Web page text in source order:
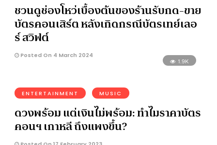
ชวนดูช่องโหว่เบื้องต้นของร้านรับกด-ขาย
บัตรคอนเสิร์ต หลังเกิดกรณีบัตรเทย์เลอ
ร์ สวิฟต์
Posted On 4 March 2024
1.9K
ENTERTAINMENT MUSIC
ดวงพร้อม แต่เงินไม่พร้อม: ทำไมราคาบัตร
คอนฯ เกาหลี ถึงแพงขึ้น?